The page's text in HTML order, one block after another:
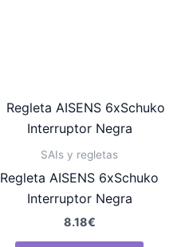
SAIs y regletas
Regleta AISENS 6xSchuko
Interruptor Negra
8.18€